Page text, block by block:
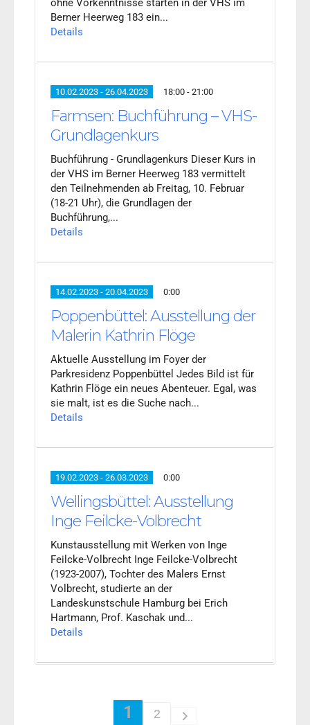
ohne Vorkenntnisse starten in der VHS im
Berner Heerweg 183 ein...
Details
10.02.2023 - 26.04.2023 18:00 - 21:00
Farmsen: Buchführung – VHS-
Grundlagenkurs
Buchführung - Grundlagenkurs Dieser Kurs in
der VHS im Berner Heerweg 183 vermittelt
den Teilnehmenden ab Freitag, 10. Februar
(18-21 Uhr), die Grundlagen der
Buchführung,...
Details
14.02.2023 - 20.04.2023 0:00
Poppenbüttel: Ausstellung der
Malerin Kathrin Flöge
Aktuelle Ausstellung im Foyer der
Parkresidenz Poppenbüttel Jedes Bild ist für
Kathrin Flöge ein neues Abenteuer. Egal, was
sie malt, ist es die Suche nach...
Details
19.02.2023 - 26.03.2023 0:00
Wellingsbüttel: Ausstellung
Inge Feilcke-Volbrecht
Kunstausstellung mit Werken von Inge
Feilcke-Volbrecht Inge Feilcke-Volbrecht
(1923-2007), Tochter des Malers Ernst
Volbrecht, studierte an der
Landeskunstschule Hamburg bei Erich
Hartmann, Prof. Kaschak und...
Details
1 2